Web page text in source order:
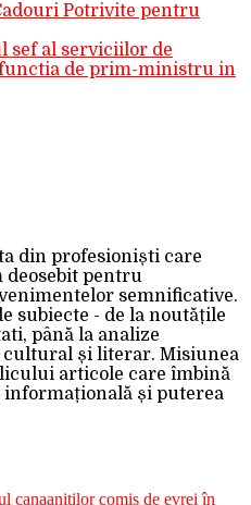
Potrivite pentru
sef al serviciilor de
de prim-ministru in
din profesioniști care
deosebit pentru
semnificative.
subiecte - de la noutățile
până la analize
și literar. Misiunea
articole care îmbină
și puterea